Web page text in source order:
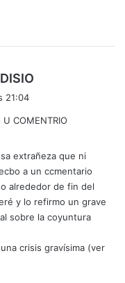
e
21:04
U COMENTRIO
extrañeza que ni
a un ccmentario
alrededor de fin del
y lo refirmo un grave
sobre la coyuntura
crisis gravísima (ver